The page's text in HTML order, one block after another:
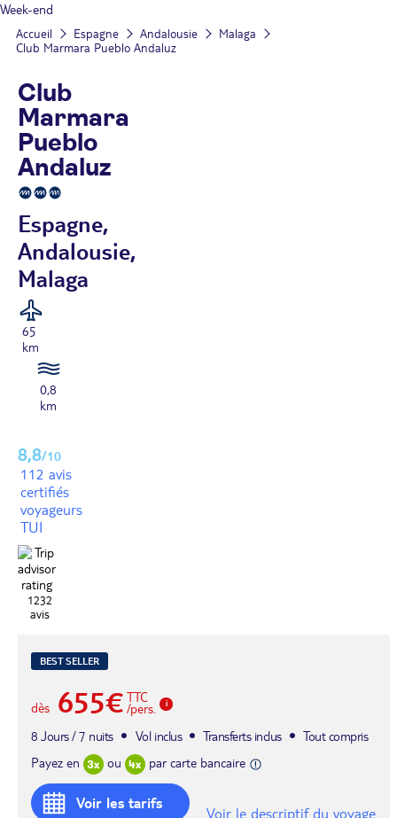
Week-end
Accueil Espagne Andalousie
Malaga
Club Marmara Pueblo Andaluz
Club
Marmara
Pueblo
Andaluz
Espagne,
Andalousie,
Malaga
65
km
0,8
km
8,8/10
112 avis
certifiés
voyageurs
TUI
1232
avis
BEST SELLER
dès 655€ TTC
/pers.
8 Jours / 7 nuits
Vol inclus Transferts inclus
Tout compris
Payez en
ou par carte bancaire
Voir les tarifs
Voir le descriptif du voyage